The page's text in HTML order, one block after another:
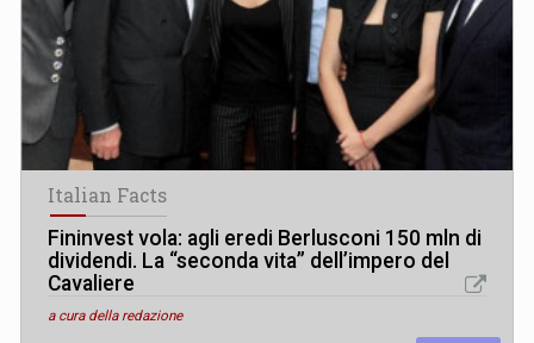
Italian Facts
Fininvest vola: agli eredi Berlusconi 150 mln di
dividendi. La “seconda vita” dell’impero del
Cavaliere
a cura della redazione